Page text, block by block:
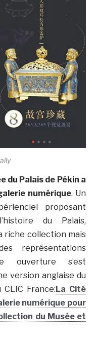
du Palais de Pékin a
numérique. Un
proposant
du Palais,
riche collection mais
représentations
ouverture s’est
version anglaise du
France: La Cité
numérique pour
du Musée et